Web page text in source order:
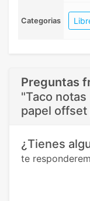
Categorias
Preguntas
"Taco
papel
¿Tienes
te